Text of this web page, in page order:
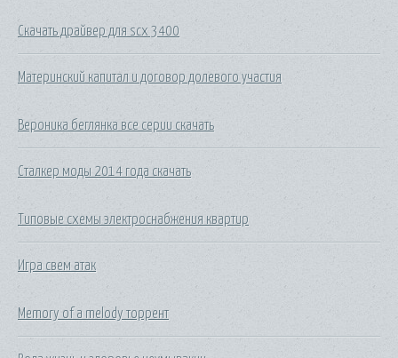
Скачать драйвер для scx 3400
Материнский капитал и договор долевого участия
Вероника беглянка все серии скачать
Сталкер моды 2014 года скачать
Типовые схемы электроснабжения квартир
Игра свем атак
Memory of a melody торрент